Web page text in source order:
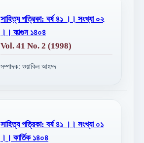
সাহিত্য পত্রিকা: বর্ষ ৪১ ।। সংখ্যা ০২
।। ফাল্গুন ১৪০৪
Vol. 41 No. 2 (1998)
সম্পাদক: ওয়াকিল আহমদ
সাহিত্য পত্রিকা: বর্ষ ৪১ ।। সংখ্যা ০১
।। কার্তিক ১৪০৪